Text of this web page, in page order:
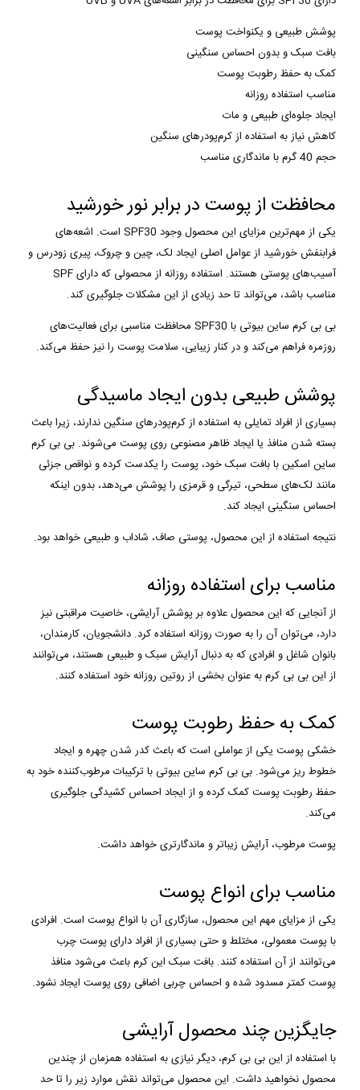
پوشش طبیعی و یکنواخت پوست
بافت سبک و بدون احساس سنگینی
کمک به حفظ رطوبت پوست
مناسب استفاده روزانه
ایجاد جلوه‌ای طبیعی و مات
کاهش نیاز به استفاده از کرم‌پودرهای سنگین
حجم 40 گرم با ماندگاری مناسب
محافظت از پوست در برابر نور خورشید
یکی از مهم‌ترین مزایای این محصول وجود SPF30 است. اشعه‌های
فرابنفش خورشید از عوامل اصلی ایجاد لک، چین و چروک، پیری زودرس و
آسیب‌های پوستی هستند. استفاده روزانه از محصولی که دارای SPF
مناسب باشد، می‌تواند تا حد زیادی از این مشکلات جلوگیری کند.
بی بی کرم ساین بیوتی با SPF30 محافظت مناسبی برای فعالیت‌های
روزمره فراهم می‌کند و در کنار زیبایی، سلامت پوست را نیز حفظ می‌کند.
پوشش طبیعی بدون ایجاد ماسیدگی
بسیاری از افراد تمایلی به استفاده از کرم‌پودرهای سنگین ندارند، زیرا باعث
بسته شدن منافذ یا ایجاد ظاهر مصنوعی روی پوست می‌شوند. بی بی کرم
ساین اسکین با بافت سبک خود، پوست را یکدست کرده و نواقص جزئی
مانند لک‌های سطحی، تیرگی و قرمزی را پوشش می‌دهد، بدون اینکه
احساس سنگینی ایجاد کند.
نتیجه استفاده از این محصول، پوستی صاف، شاداب و طبیعی خواهد بود.
مناسب برای استفاده روزانه
از آنجایی که این محصول علاوه بر پوشش آرایشی، خاصیت مراقبتی نیز
دارد، می‌توان آن را به صورت روزانه استفاده کرد. دانشجویان، کارمندان،
بانوان شاغل و افرادی که به دنبال آرایش سبک و طبیعی هستند، می‌توانند
از این بی بی کرم به عنوان بخشی از روتین روزانه خود استفاده کنند.
کمک به حفظ رطوبت پوست
خشکی پوست یکی از عواملی است که باعث کدر شدن چهره و ایجاد
خطوط ریز می‌شود. بی بی کرم ساین بیوتی با ترکیبات مرطوب‌کننده خود به
حفظ رطوبت پوست کمک کرده و از ایجاد احساس کشیدگی جلوگیری
می‌کند.
پوست مرطوب، آرایش زیباتر و ماندگارتری خواهد داشت.
مناسب برای انواع پوست
یکی از مزایای مهم این محصول، سازگاری آن با انواع پوست است. افرادی
با پوست معمولی، مختلط و حتی بسیاری از افراد دارای پوست چرب
می‌توانند از آن استفاده کنند. بافت سبک این کرم باعث می‌شود منافذ
پوست کمتر مسدود شده و احساس چربی اضافی روی پوست ایجاد نشود.
جایگزین چند محصول آرایشی
با استفاده از این بی بی کرم، دیگر نیازی به استفاده همزمان از چندین
محصول نخواهید داشت. این محصول می‌تواند نقش موارد زیر را تا حد